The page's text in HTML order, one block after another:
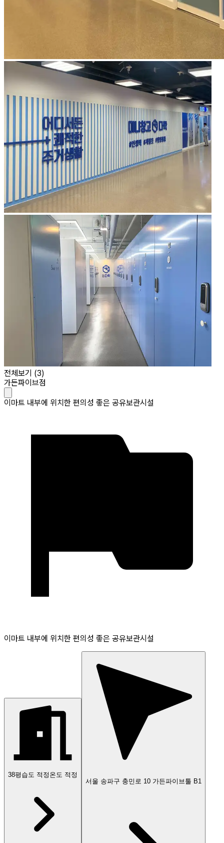
전체보기 (3)
가든파이브점
이마트 내부에 위치한 편의성 좋은 공유보관시설
이마트 내부에 위치한 편의성 좋은 공유보관시설
38평 습도 적정 온도 적정
서울 송파구 충민로 10 가든파이브툴 B1